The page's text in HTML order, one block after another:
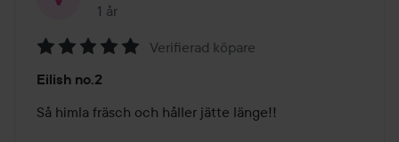
1 år
Inlägget skapades 1 år
5
av
Verifierad köpare
Eilish no.2
Så himla fräsch och håller jätte länge!!